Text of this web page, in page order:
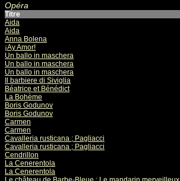
Opéra
Titre
Aida
Aida
Anna Bolena
¡Ay Amor!
Un ballo in maschera
Un ballo in maschera
Un ballo in maschera
Il barbiere di Siviglia
Béatrice et Bénédict
La Bohème
Boris Godunov
Boris Godunov
Carmen
Carmen
Cavalleria rusticana ; Pagliacci
Cavalleria rusticana ; Pagliacci
Cendrillon
La Cenerentola
La Cenerentola